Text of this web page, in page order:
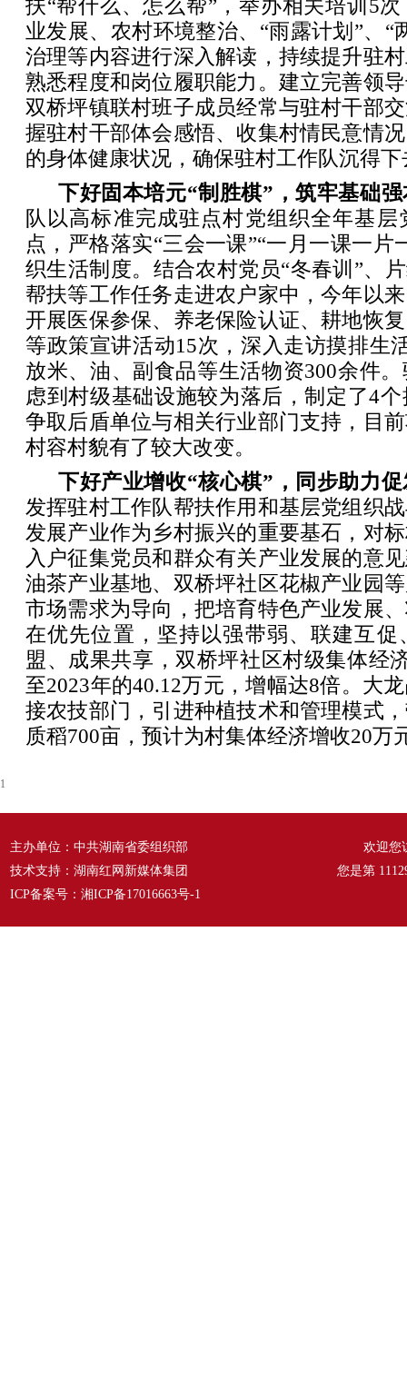
扶“帮什么、怎么帮”，举办相关培训5
业发展、农村环境整治、“雨露计划”、“
治理等内容进行深入解读，持续提升驻
熟悉程度和岗位履职能力。建立完善领
双桥坪镇联村班子成员经常与驻村干部
握驻村干部体会感悟、收集村情民意情
的身体健康状况，确保驻村工作队沉得
下好固本培元“制胜棋”，筑牢基础
队以高标准完成驻点村党组织全年基层
点，严格落实“三会一课”“一月一课一片
织生活制度。结合农村党员“冬春训”、
帮扶等工作任务走进农户家中，今年以
开展医保参保、养老保险认证、耕地恢
等政策宣讲活动15次，深入走访摸排生
放米、油、副食品等生活物资300余件
虑到村级基础设施较为落后，制定了4
争取后盾单位与相关行业部门支持，目
村容村貌有了较大改变。
下好产业增收“核心棋”，同步助力
发挥驻村工作队帮扶作用和基层党组织
发展产业作为乡村振兴的重要基石，对
入户征集党员和群众有关产业发展的意
油茶产业基地、双桥坪社区花椒产业园
市场需求为导向，把培育特色产业发展
在优先位置，坚持以强带弱、联建互促
盟、成果共享，双桥坪社区村级集体经
至2023年的40.12万元，增幅达8倍。大
接农技部门，引进种植技术和管理模式
质稻700亩，预计为村集体经济增收20万
1
主办单位：中共湖南省委组织部
技术支持：湖南红网新媒体集团
ICP备案号： 湘ICP备17016663号-1
欢迎您
您是第